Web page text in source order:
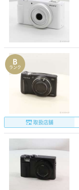
B
ランク
取扱店舗